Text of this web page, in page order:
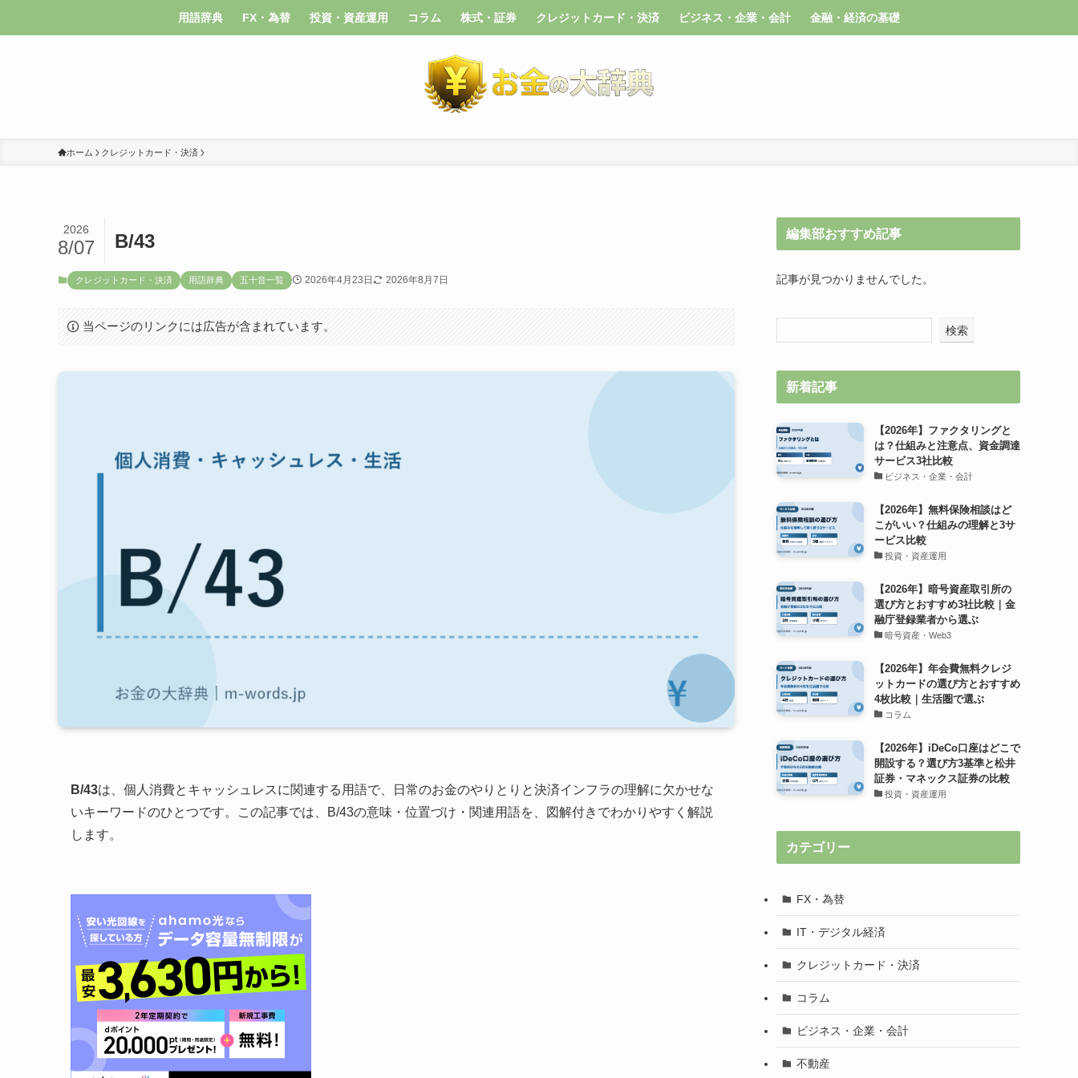
用語辞典 FX・為替 投資・資産運用 コラム 株式・証券 クレジットカード・決済 ビジネス・企業・会計 金融・経済の基礎
ホーム クレジットカード・決済
B/43
2026
8/07
クレジットカード・決済 用語辞典 五十音一覧 2026年4月23日 2026年8月7日
当ページのリンクには広告が含まれています。
B/43は、個人消費とキャッシュレスに関連する用語で、日常のお金のやりとりと決済インフラの理解に欠かせな
いキーワードのひとつです。この記事では、B/43の意味・位置づけ・関連用語を、図解付きでわかりやすく解説
します。
編集部おすすめ記事
記事が見つかりませんでした。
検索
新着記事
【2026年】ファクタリングと
は？仕組みと注意点、資金調達
サービス3社比較
ビジネス・企業・会計
【2026年】無料保険相談はど
こがいい？仕組みの理解と3サ
ービス比較
投資・資産運用
【2026年】暗号資産取引所の
選び方とおすすめ3社比較｜金
融庁登録業者から選ぶ
暗号資産・Web3
【2026年】年会費無料クレジ
ットカードの選び方とおすすめ
4枚比較｜生活圏で選ぶ
コラム
【2026年】iDeCo口座はどこで
開設する？選び方3基準と松井
証券・マネックス証券の比較
投資・資産運用
カテゴリー
FX・為替
IT・デジタル経済
クレジットカード・決済
コラム
ビジネス・企業・会計
不動産